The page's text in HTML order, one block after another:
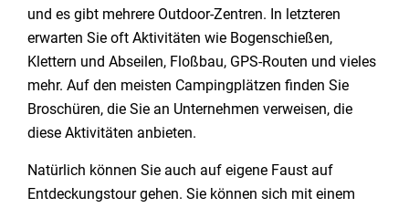
und es gibt mehrere Outdoor-Zentren. In letzteren
erwarten Sie oft Aktivitäten wie Bogenschießen,
Klettern und Abseilen, Floßbau, GPS-Routen und vieles
mehr. Auf den meisten Campingplätzen finden Sie
Broschüren, die Sie an Unternehmen verweisen, die
diese Aktivitäten anbieten.
Natürlich können Sie auch auf eigene Faust auf
Entdeckungstour gehen. Sie können sich mit einem